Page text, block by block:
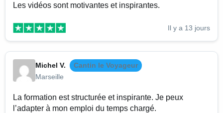
Les vidéos sont motivantes et inspirantes.
Il y a 13 jours
Michel V.
Cantin le Voyageur
Marseille
La formation est structurée et inspirante. Je peux
l’adapter à mon emploi du temps chargé.